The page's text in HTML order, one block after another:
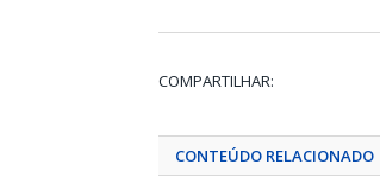
COMPARTILHAR:
CONTEÚDO RELACIONADO